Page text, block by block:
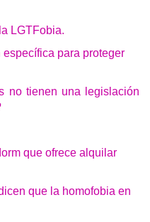
LGTFobia.
para proteger
no tienen una legislación
que ofrece alquilar
que la homofobia en